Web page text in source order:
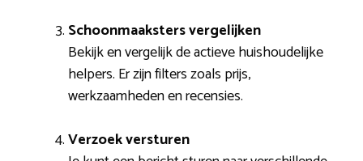
Schoonmaaksters vergelijken
Bekijk en vergelijk de actieve huishoudelijke
helpers. Er zijn filters zoals prijs,
werkzaamheden en recensies.
Verzoek versturen